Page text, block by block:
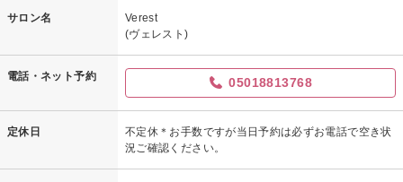
サロン名
Verest
(ヴェレスト)
電話・ネット予約 05018813768
定休日
不定休＊お手数ですが当日予約は必ずお電話で空き状
況ご確認ください。